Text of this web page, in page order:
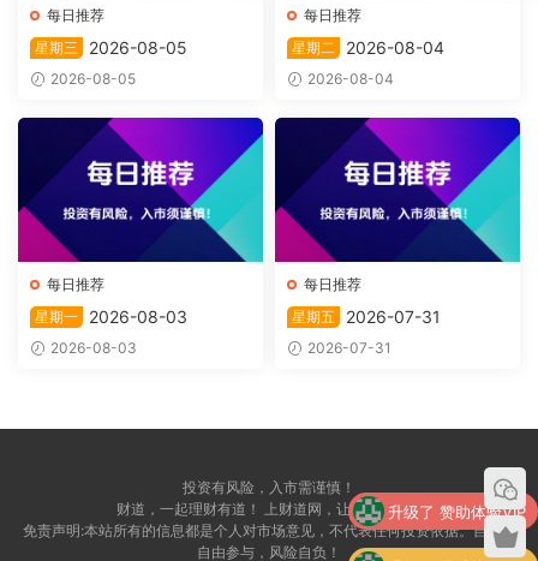
每日推荐
星期三
2026-08-05
2026-08-05
每日推荐
星期二
2026-08-04
2026-08-04
每日推荐
星期一
2026-08-03
2026-08-03
每日推荐
星期五
2026-07-31
2026-07-31
投资有风险，入市需谨慎！
财道，一起理财有道！ 上财道网，让财富上道！
免责声明:本站所有的信息都是个人对市场意见，不代表任何投资依据。自愿，
自由参与，风险自负！
升级了 赞助体验VIP